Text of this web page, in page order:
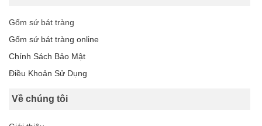
Gốm sứ bát tràng
Gốm sứ bát tràng online
Chính Sách Bảo Mật
Điều Khoản Sử Dụng
Về chúng tôi